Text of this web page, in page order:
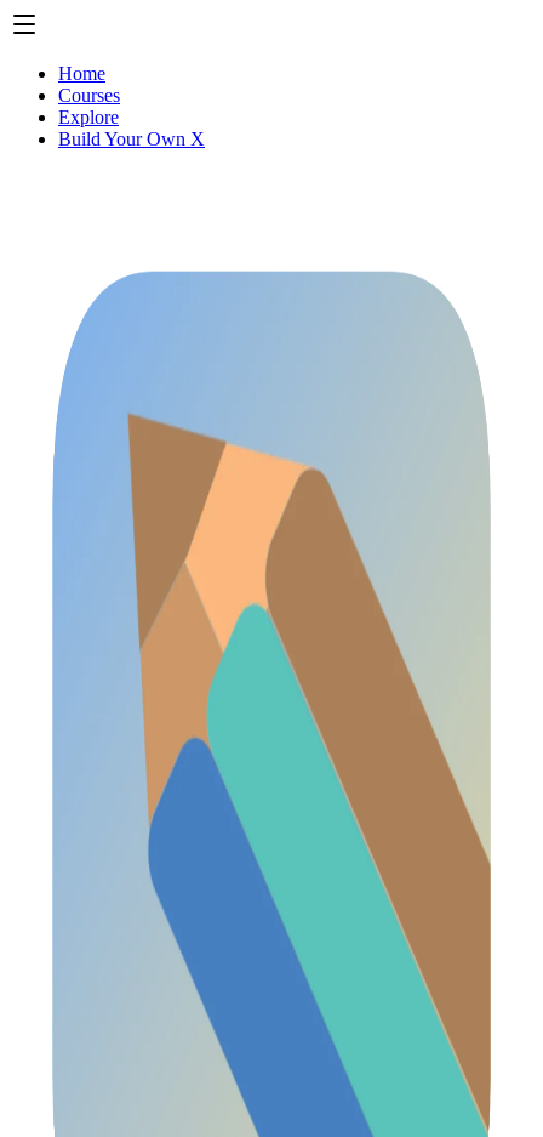
Home
Courses
Explore
Build Your Own X